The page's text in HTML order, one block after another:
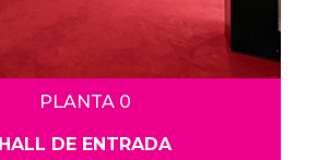
PLANTA 0
HALL DE ENTRADA